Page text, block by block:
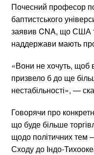
Почесний професор
баптистського
заявив CNA, що США
наддержави мають
«Вони не хочуть, щоб
призвело б до ще
нестабільності», —
Говорячи про
що буде більше
щодо політичних тем
Сходу до Індо-